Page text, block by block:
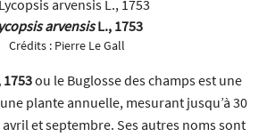
arvensisL., 1753
Crédits : Pierre Le Gall
ou le Buglosse des champs est une
une plante annuelle, mesurant jusqu’à 30
et septembre. Ses autres noms sont